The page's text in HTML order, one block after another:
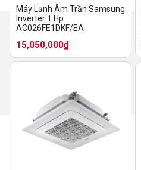
Máy Lạnh Âm Trần Samsung
Inverter 1 Hp
AC026FE1DKF/EA
15,050,000₫